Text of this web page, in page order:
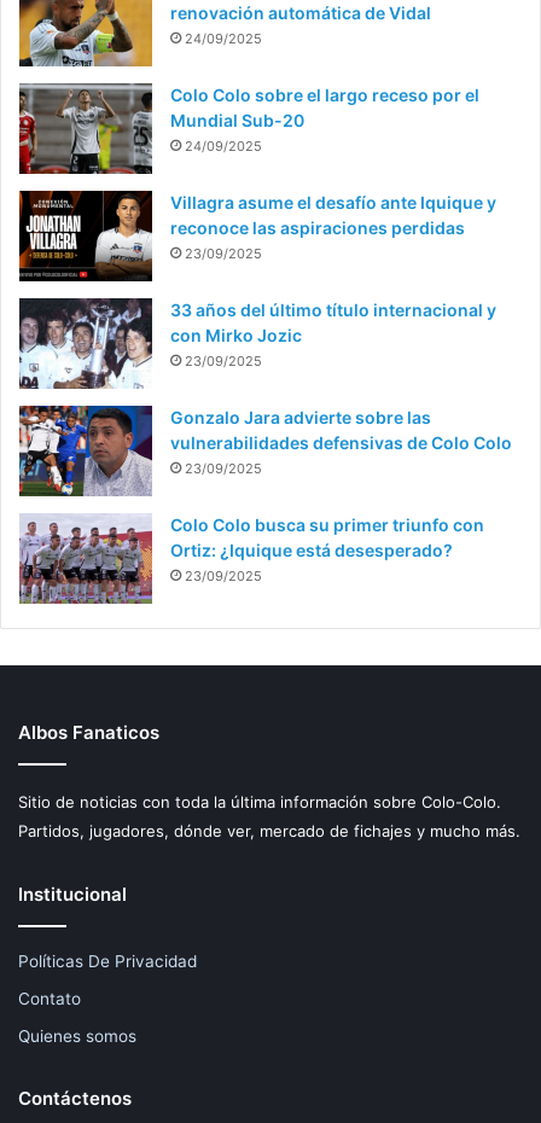
renovación automática de Vidal
24/09/2025
Colo Colo sobre el largo receso por el
Mundial Sub-20
24/09/2025
Villagra asume el desafío ante Iquique y
reconoce las aspiraciones perdidas
23/09/2025
33 años del último título internacional y
con Mirko Jozic
23/09/2025
Gonzalo Jara advierte sobre las
vulnerabilidades defensivas de Colo Colo
23/09/2025
Colo Colo busca su primer triunfo con
Ortiz: ¿Iquique está desesperado?
23/09/2025
Albos Fanaticos
Sitio de noticias con toda la última información sobre Colo-Colo.
Partidos, jugadores, dónde ver, mercado de fichajes y mucho más.
Institucional
Políticas De Privacidad
Contato
Quienes somos
Contáctenos